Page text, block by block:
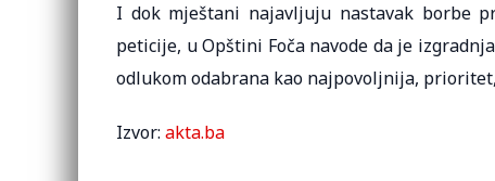
I dok mještani najavljuju nastavak borbe
peticije, u Opštini Foča navode da je
odlukom odabrana kao najpovoljnija,
Izvor: akta.ba